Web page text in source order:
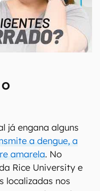
já engana alguns
a dengue, a
amarela. No
Rice University e
localizadas nos